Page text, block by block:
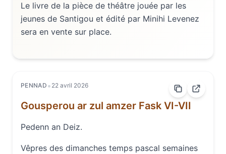
Le livre de la pièce de théâtre jouée par les
jeunes de Santigou et édité par Minihi Levenez
sera en vente sur place.
PENNAD • 22 avril 2026
Gousperou ar zul amzer Fask VI-VII
Pedenn an Deiz.
Vêpres des dimanches temps pascal semaines